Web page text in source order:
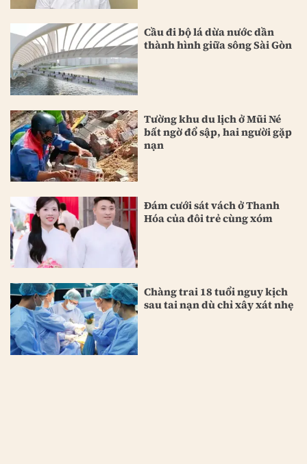
Cầu đi bộ lá dừa nước dần
thành hình giữa sông Sài Gòn
Tường khu du lịch ở Mũi Né
bất ngờ đổ sập, hai người gặp
nạn
Đám cưới sát vách ở Thanh
Hóa của đôi trẻ cùng xóm
Chàng trai 18 tuổi nguy kịch
sau tai nạn dù chỉ xây xát nhẹ